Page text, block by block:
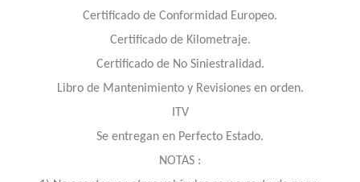
Certificado de Conformidad Europeo.
Certificado de Kilometraje.
Certificado de No Siniestralidad.
Libro de Mantenimiento y Revisiones en orden.
ITV
Se entregan en Perfecto Estado.
NOTAS :